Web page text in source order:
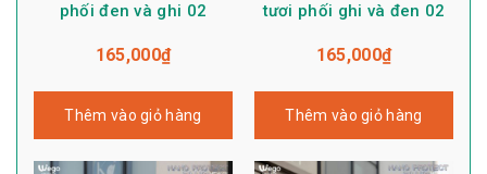
phối đen và ghi 02
165,000₫
Thêm vào giỏ hàng
tươi phối ghi và đen 02
165,000₫
Thêm vào giỏ hàng